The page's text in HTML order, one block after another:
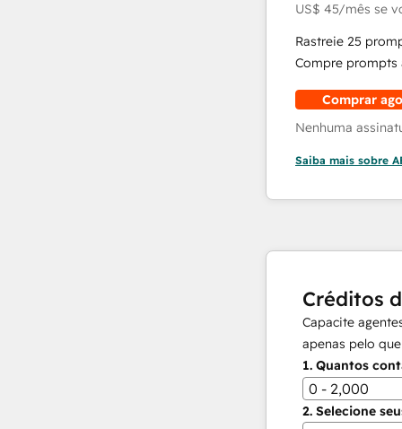
US$ 45/mês se
Rastreie 25
Compre prompts
Comprar
Nenhuma
Saiba mais sobre
Créditos
Capacite
apenas pelo que
1. Quantos
0 - 2,000
2. Selecione